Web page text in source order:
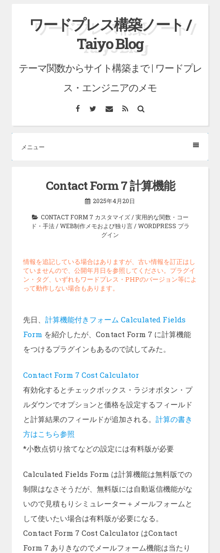
ッ
ワードプレス構築ノート /
Taiyo Blog
テーマ関数からサイト構築まで | ワードプレ
ス・エンジニアのメモ
Facebook
Twitterメ
RSS
メニュー
Contact Form 7 計算機能
2025年4月20日
CONTACT FORM 7 カスタマイズ/実用的な関数・コー
ド・手法/WEB制作メモおよび独り言/WORDPRESS プラ
グイン
情報を追記している場合はありますが、古い情報を訂正はし
ていませんので、公開年月日を参照してください。プラグイ
ン・タグ、いずれもワードプレス・PHPのバージョン等によ
って動作しない場合もあります。
先日、 計算機能付きフォーム Calculated Fields
Form を紹介したが、Contact Form 7 に計算機能
をつけるプラグインもあるので試してみた。
Contact Form 7 Cost Calculator
有効化するとチェックボックス・ラジオボタン・プ
ルダウンでオプションと価格を設定するフィールド
と計算結果のフィールドが追加される。 計算の書き
方はこちら参照
*小数点切り捨てなどの設定には有料版が必要
Calculated Fields Form は計算機能は無料版での
制限はなさそうだが、無料版には自動返信機能がな
いので見積もりシミュレーター＋メールフォームと
して使いたい場合は有料版が必要になる。
Contact Form 7 Cost Calculator はContact
Form 7 ありきなのでメールフォーム機能は当たり